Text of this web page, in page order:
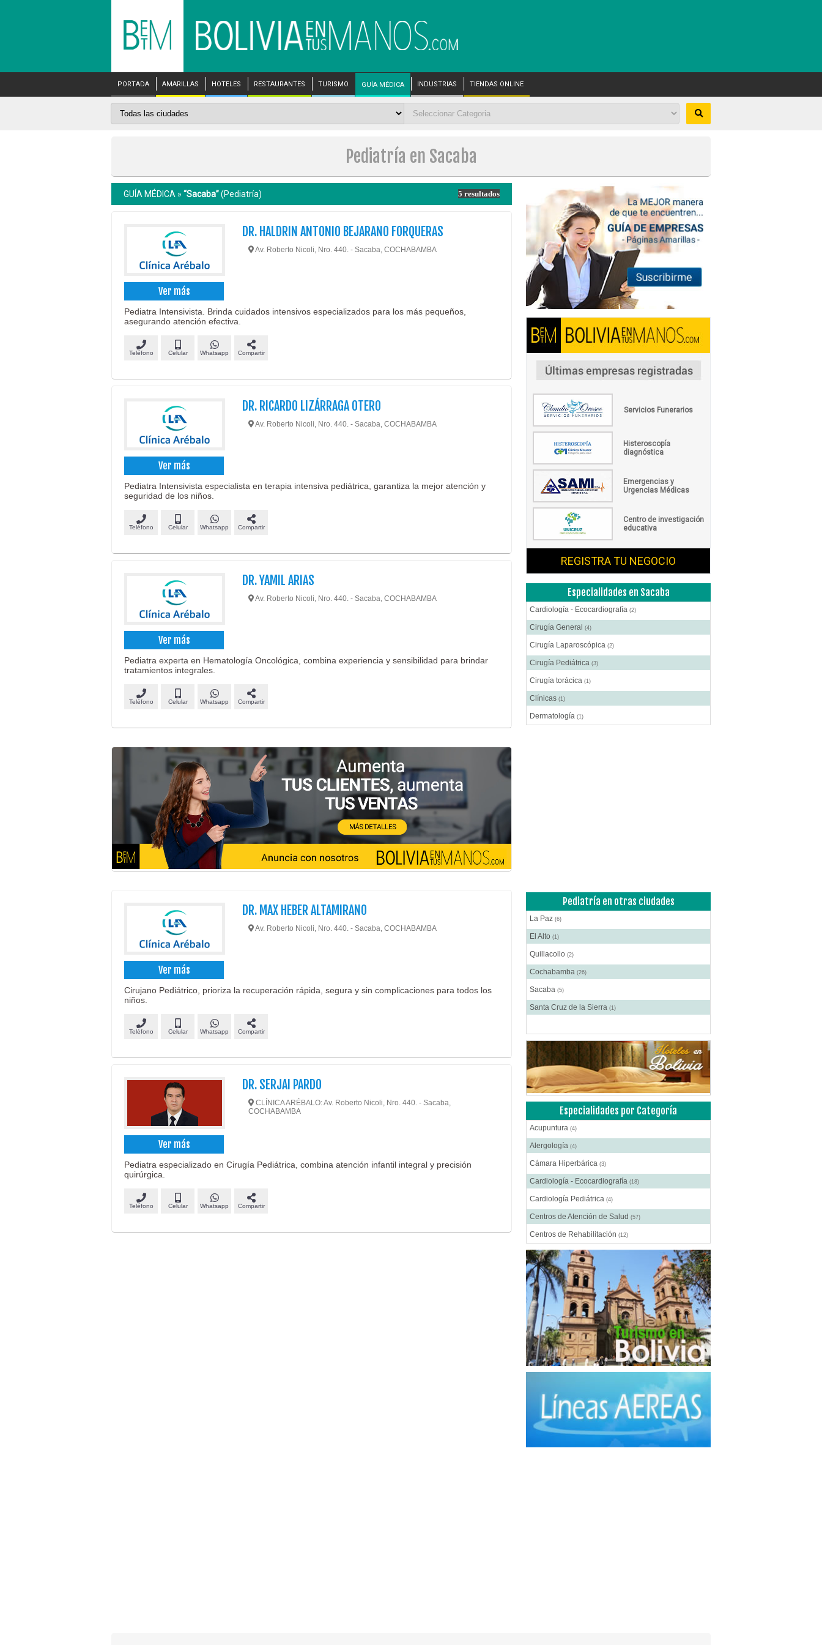
PORTADA AMARILLAS HOTELES RESTAURANTES TURISMO GUÍA MÉDICA INDUSTRIAS TIENDAS ONLINE
Pediatría en Sacaba
GUÍA MÉDICA » “Sacaba”(Pediatría) 5 resultados
Ver más
DR. HALDRIN ANTONIO BEJARANO FORQUERAS
Av. Roberto Nicoli, Nro. 440. - Sacaba, COCHABAMBA
Pediatra Intensivista. Brinda cuidados intensivos especializados para los más pequeños,
asegurando atención efectiva.
Teléfono Celular Whatsapp Compartir
Ver más
DR. RICARDO LIZÁRRAGA OTERO
Av. Roberto Nicoli, Nro. 440. - Sacaba, COCHABAMBA
Pediatra Intensivista especialista en terapia intensiva pediátrica, garantiza la mejor atención y
seguridad de los niños.
Teléfono Celular Whatsapp Compartir
Ver más
DR. YAMIL ARIAS
Av. Roberto Nicoli, Nro. 440. - Sacaba, COCHABAMBA
Pediatra experta en Hematología Oncológica, combina experiencia y sensibilidad para brindar
tratamientos integrales.
Teléfono Celular Whatsapp Compartir
Ver más
DR. MAX HEBER ALTAMIRANO
Av. Roberto Nicoli, Nro. 440. - Sacaba, COCHABAMBA
Cirujano Pediátrico, prioriza la recuperación rápida, segura y sin complicaciones para todos los
niños.
Teléfono Celular Whatsapp Compartir
Ver más
DR. SERJAI PARDO
CLÍNICA ARÉBALO: Av. Roberto Nicoli, Nro. 440. - Sacaba,
COCHABAMBA
Pediatra especializado en Cirugía Pediátrica, combina atención infantil integral y precisión
quirúrgica.
Teléfono Celular Whatsapp Compartir
Servicios Funerarios
Histeroscopía
diagnóstica
Emergencias y
Urgencias Médicas
Centro de investigación
educativa
REGISTRA TU NEGOCIO
Especialidades en Sacaba
Cardiología - Ecocardiografía (2)
Cirugía General (4)
Cirugía Laparoscópica (2)
Cirugía Pediátrica (3)
Cirugía torácica (1)
Clínicas (1)
Dermatología (1)
Neurología(2)
Neurología y Neurocirugía(2)
Oncología(1)
Pediatría(5)
Urología(1)
Pediatría en otras ciudades
La Paz (6)
El Alto (1)
Quillacollo (2)
Cochabamba (26)
Sacaba (5)
Santa Cruz de la Sierra (1)
Especialidades por Categoría
Acupuntura (4)
Alergología (4)
Cámara Hiperbárica (3)
Cardiología - Ecocardiografía (18)
Cardiología Pediátrica (4)
Centros de Atención de Salud (57)
Centros de Rehabilitación (12)
Centros Médicos Especializados
Cirugía Digestiva(2)
Cirugía Estética(18)
Cirugía Gastroenterológica(2)
Cirugía General(28)
Cirugía Laparoscópica (14)
Cirugía Pediátrica(9)
Cirugía Plástica - Estética - Reconstrucción (28)
Cirugía torácica(2)
Cirujanos Plásticos(16)
Clínicas(44)